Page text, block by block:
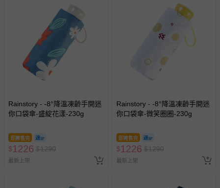
Rainstory - -8°降溫凍齡手開迷
你口袋傘-盛綻花漾-230g
即將售完
$1226 $1290
最新上架
Rainstory - -8°降溫凍齡手開迷
你口袋傘-微笑圈圈-230g
即將售完
$1226 $1290
最新上架